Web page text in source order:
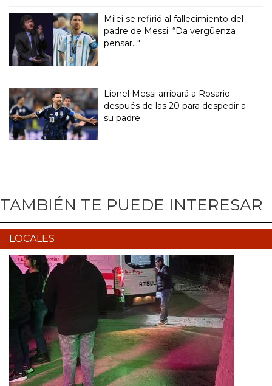
Milei se refirió al fallecimiento del
padre de Messi: “Da vergüenza
pensar..."
Lionel Messi arribará a Rosario
después de las 20 para despedir a
su padre
TAMBIÉN TE PUEDE INTERESAR
LOCALES